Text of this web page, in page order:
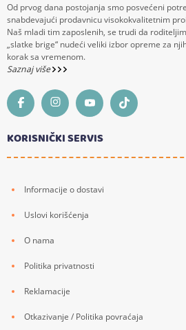
Od prvog dana postojanja smo posvećeni
snabdevajući prodavnicu visokokvalitetnim
Naš mladi tim zaposlenih, se trudi da
„slatke brige“ nudeći veliki izbor opreme za
korak sa vremenom.
Saznaj više
KORISNIČKI SERVIS
Informacije o dostavi
Uslovi korišćenja
O nama
Politika privatnosti
Reklamacije
Otkazivanje / Politika povraćaja